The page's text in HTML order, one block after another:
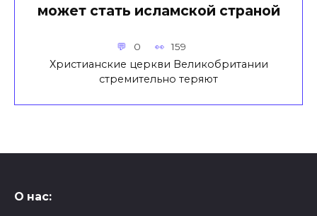
может стать исламской страной
0 159
Христианские церкви Великобритании
стремительно теряют
О нас: